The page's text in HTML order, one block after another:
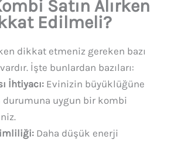
Satın Alırken
Edilmeli?
dikkat etmeniz gereken bazı
İşte bunlardan bazıları:
İhtiyacı: Evinizin büyüklüğüne
durumuna uygun bir kombi
Daha düşük enerji